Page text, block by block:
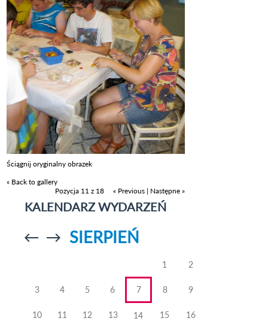
Ściągnij oryginalny obrazek
« Back to gallery
Pozycja 11 z 18
« Previous | Następne »
KALENDARZ WYDARZEŃ
Przejdź doPrzejdź do
SIERPIEŃ
1 2
3 4 5 6 7 8 9
10 11 12 13 14 15 16